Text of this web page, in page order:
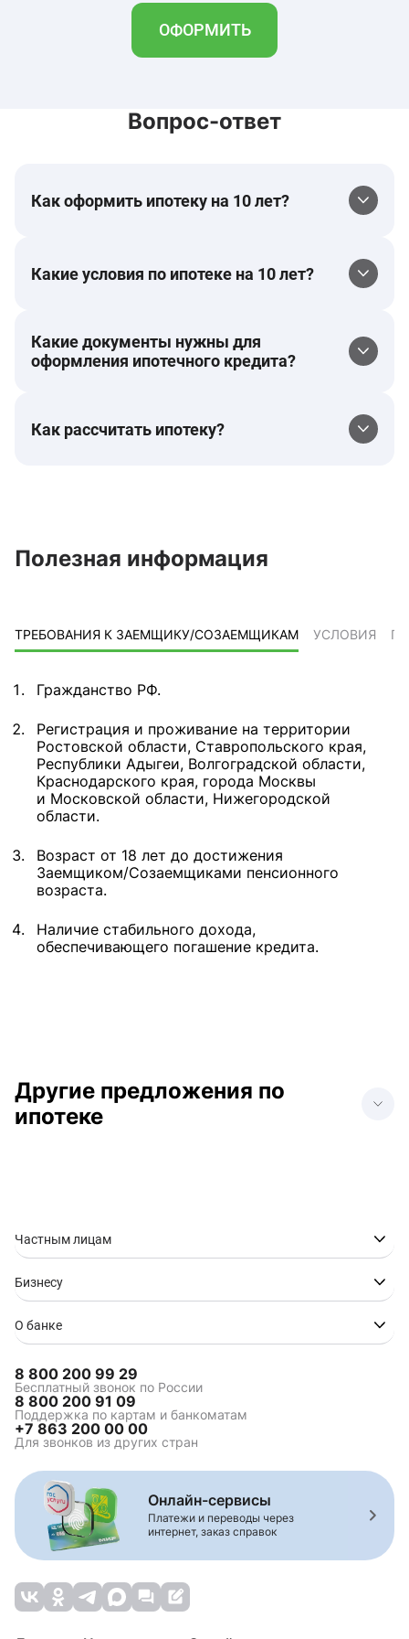
ОФОРМИТЬ
Вопрос-ответ
Как оформить ипотеку на 10 лет?
Какие условия по ипотеке на 10 лет?
Какие документы нужны для
оформления ипотечного кредита?
Как рассчитать ипотеку?
Полезная информация
ТРЕБОВАНИЯ К ЗАЕМЩИКУ/СОЗАЕМЩИКАМ УСЛОВИЯ
Гражданство РФ.
Регистрация и проживание на территории
Ростовской области, Ставропольского края,
Республики Адыгеи, Волгоградской области,
Краснодарского края, города Москвы
и Московской области, Нижегородской
области.
Возраст от 18 лет до достижения
Заемщиком/Созаемщиками пенсионного
возраста.
Наличие стабильного дохода,
обеспечивающего погашение кредита.
Другие предложения по
ипотеке
Ипотека в Ростове-на-
Ипотека в Ставрополе
Ипотека на
строительство
Зелёная ипотека
Ипотека для
Сельская ипотека
Комбинированная
Ипотека на вторичное
Строительство жилья
Ипотека на
Ипотека на дом
Частным лицам
Бизнесу
О банке
8 800 200 99 29
Бесплатный звонок по России
8 800 200 91 09
Поддержка по картам и банкоматам
+7 863 200 00 00
Для звонков из других стран
Онлайн-сервисы
Платежи и переводы через
интернет, заказ справок